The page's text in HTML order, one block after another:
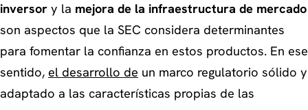
inversor y la mejora de la infraestructura de mercado
son aspectos que la SEC considera determinantes
para fomentar la confianza en estos productos. En ese
sentido, el desarrollo de un marco regulatorio sólido y
adaptado a las características propias de las